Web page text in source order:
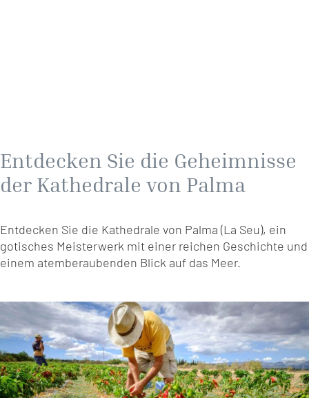
Entdecken Sie die Geheimnisse
der Kathedrale von Palma
Entdecken Sie die Kathedrale von Palma (La Seu), ein
gotisches Meisterwerk mit einer reichen Geschichte und
einem atemberaubenden Blick auf das Meer.